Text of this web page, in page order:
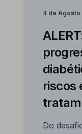
4 de
riscos
Do